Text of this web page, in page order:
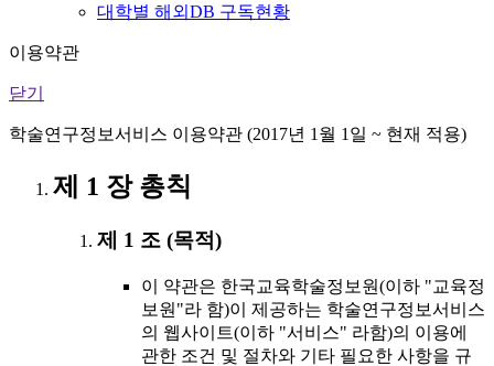
대학별 해외DB 구독현황
이용약관
닫기
학술연구정보서비스 이용약관 (2017년 1월 1일 ~ 현재 적용)
제 1 장 총칙
제 1 조 (목적)
이 약관은 한국교육학술정보원(이하 "교육정
보원"라 함)이 제공하는 학술연구정보서비스
의 웹사이트(이하 "서비스" 라함)의 이용에
관한 조건 및 절차와 기타 필요한 사항을 규